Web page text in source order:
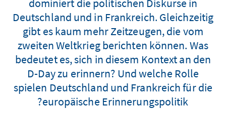
dominiert die politischen Diskurse in
Deutschland und in Frankreich. Gleichzeitig
gibt es kaum mehr Zeitzeugen, die vom
zweiten Weltkrieg berichten können. Was
bedeutet es, sich in diesem Kontext an den
D-Day zu erinnern? Und welche Rolle
spielen Deutschland und Frankreich für die
europäische Erinnerungspolitik?